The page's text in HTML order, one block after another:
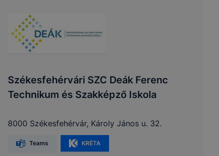
Székesfehérvári SZC Deák Ferenc
Technikum és Szakképző Iskola
8000 Székesfehérvár, Károly János u. 32.
Teams KRÉTA